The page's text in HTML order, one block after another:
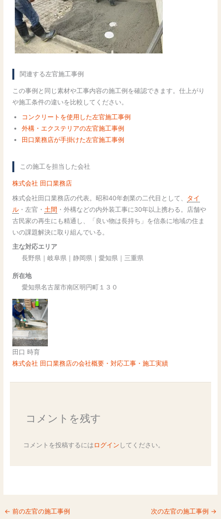
関連する左官施工事例
この事例と同じ素材や工事内容の施工例を確認できます。仕上がり
や施工条件の違いを比較してください。
コンクリートを使用した左官施工事例
外構・エクステリアの左官施工事例
田口業務店が手掛けた左官施工事例
この施工を担当した会社
株式会社 田口業務店
株式会社田口業務店の代表。昭和40年創業の二代目として、 タイ
ル・左官・ 土間 ・外構などの内外装工事に30年以上携わる。店舗や
古民家の再生にも精通し、「良い物は長持ち」を信条に地域の住ま
いの課題解決に取り組んでいる。
主な対応エリア
長野県｜岐阜県｜静岡県｜愛知県｜三重県
所在地
愛知県名古屋市南区明円町１３０
田口 時育
株式会社 田口業務店の会社概要・対応工事・施工実績
コメントを残す
コメントを投稿するには ログイン してください。
← 前の左官の施工事例 次の左官の施工事例 →